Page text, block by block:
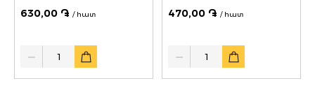
630,00 ֏ / հատ 470,00 ֏ / հատ